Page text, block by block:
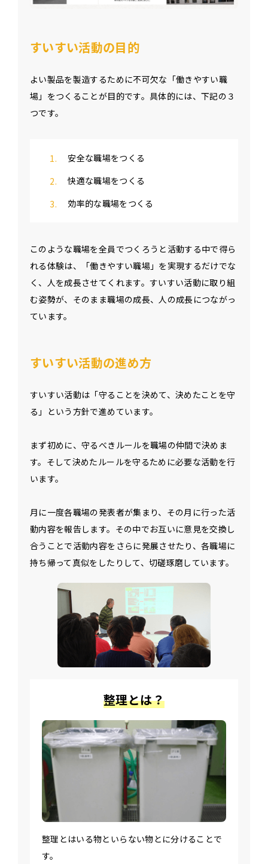
すいすい活動の目的
よい製品を製造するために不可欠な「働きやすい職
場」をつくることが目的です。具体的には、下記の３
つです。
安全な職場をつくる
快適な職場をつくる
効率的な職場をつくる
このような職場を全員でつくろうと活動する中で得ら
れる体験は、「働きやすい職場」を実現するだけでな
く、人を成長させてくれます。すいすい活動に取り組
む姿勢が、そのまま職場の成長、人の成長につながっ
ています。
すいすい活動の進め方
すいすい活動は「守ることを決めて、決めたことを守
る」という方針で進めています。
まず初めに、守るべきルールを職場の仲間で決めま
す。そして決めたルールを守るために必要な活動を行
います。
月に一度各職場の発表者が集まり、その月に行った活
動内容を報告します。その中でお互いに意見を交換し
合うことで活動内容をさらに発展させたり、各職場に
持ち帰って真似をしたりして、切磋琢磨しています。
整理とは？
整理とはいる物といらない物とに分けることで
す。